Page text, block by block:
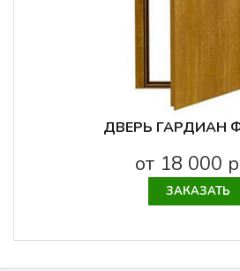
ДВЕРЬ ГАРДИАН
от 18 000
ЗАКАЗАТЬ